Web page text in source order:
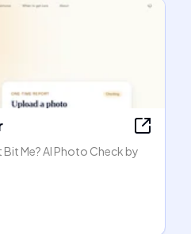
Me? AI Photo Check by